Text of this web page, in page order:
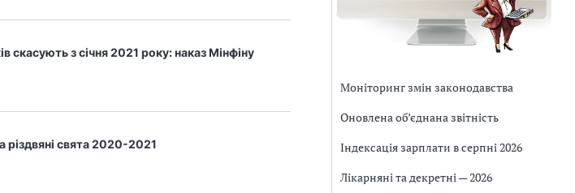
скасують з січня 2021 року: наказ Мінфіну
різдвяні свята 2020-2021
Моніторинг змін законодавства
Оновлена об’єднана звітність
Індексація зарплати в серпні 2026
Лікарняні та декретні — 2026